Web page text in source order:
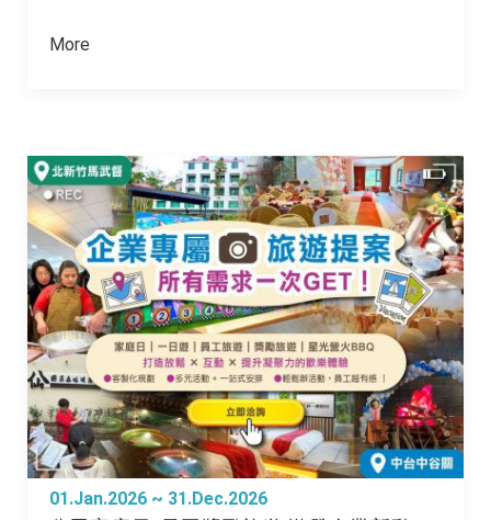
More
01.Jan.2026 ~ 31.Dec.2026